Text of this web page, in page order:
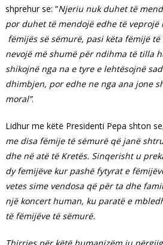
shprehur se: “Njeriu nuk duhet të
por duhet të mendojë edhe të
fëmijës së sëmurë, pasi këta fëmijë
nevojë më shumë për ndihma të tilla
shikojnë nga na e tyre e lehtësojnë
dhimbjen, por edhe ne nga ana jone
moral”.
Lidhur me këtë Presidenti Pepa shton
me disa fëmije të sëmurë që janë
dhe në atë të Kretës. Sinqerisht u
dy femijëve kur pashë fytyrat e
vetes sime vendosa që për ta dhe
një koncert human, ku paratë e
të fëmijëve të sëmurë.